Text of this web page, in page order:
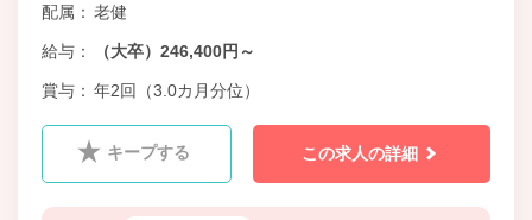
配属 老健
給与 （大卒）246,400円～
賞与 年2回（3.0カ月分位）
キープする この求人の詳細